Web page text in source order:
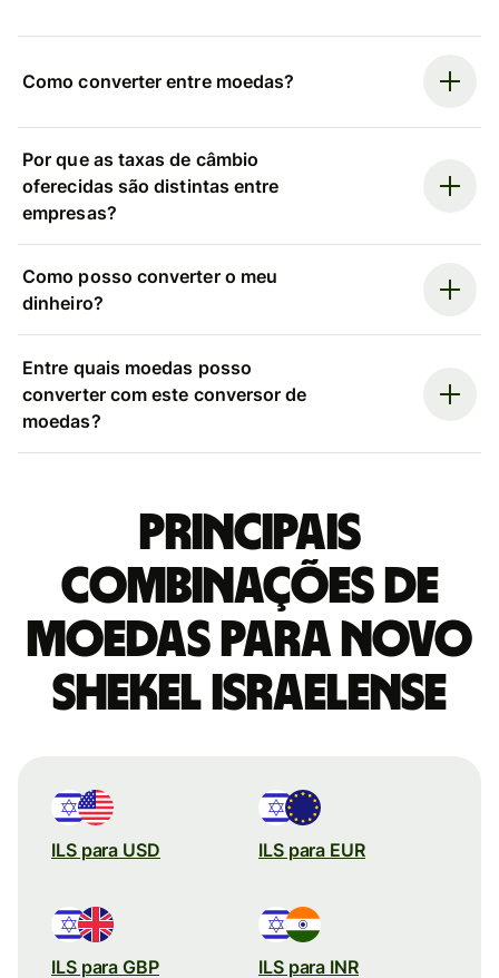
Como converter entre moedas?
Por que as taxas de câmbio
oferecidas são distintas entre
empresas?
Como posso converter o meu
dinheiro?
Entre quais moedas posso
converter com este conversor de
moedas?
Principais
combinações de
moedas para Novo
shekel israelense
ILS para USD ILS para EUR
ILS para GBP ILS para INR